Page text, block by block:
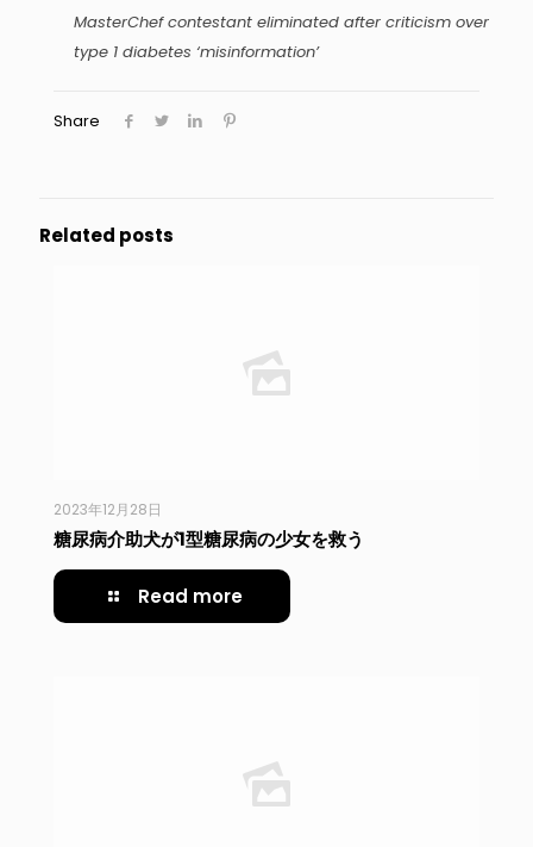
MasterChef contestant eliminated after criticism over
type 1 diabetes ‘misinformation’
Share
Related posts
2023年12月28日
糖尿病介助犬が1型糖尿病の少女を救う
Read more